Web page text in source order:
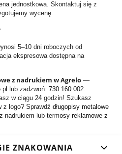
jednostkowa. Skontaktuj się z
wycenę.
5–10 dni roboczych od
ekspresowa dostępna na
z nadrukiem w Agrelo —
lub zadzwoń: 730 160 002
w ciągu 24 godzin! Szukasz
z logo? Sprawdź długopisy metalowe
nadrukiem lub termosy reklamowe z
ZNAKOWANIA